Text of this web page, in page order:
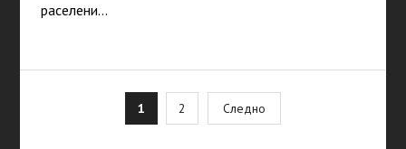
раселени…
pagination
1 2 Следно